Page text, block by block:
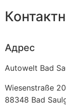
Адрес
Autowelt Bad
Wiesenstraße 20
88348 Bad